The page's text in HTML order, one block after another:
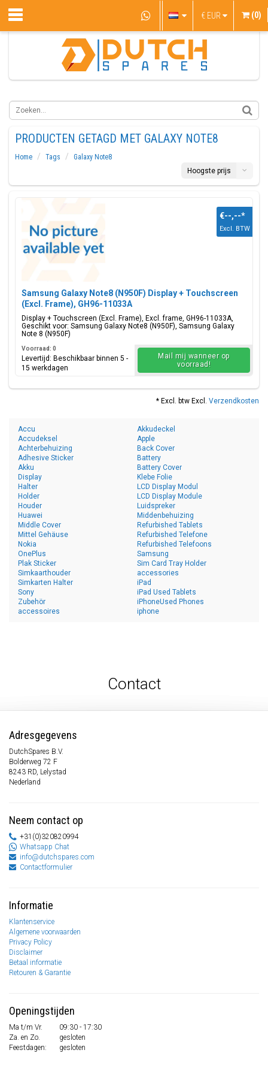
€ EUR (0)
PRODUCTEN GETAGD MET GALAXY NOTE8
Home Tags
Galaxy Note8
Hoogste prijs
Samsung Galaxy Note8 (N950F) Display + Touchscreen
(Excl. Frame), GH96-11033A
Display + Touchscreen (Excl. Frame), Excl. frame, GH96-11033A,
Geschikt voor: Samsung Galaxy Note8 (N950F), Samsung Galaxy
Note 8 (N950F)
€--,--*
Excl. BTW
Voorraad: 0
Levertijd: Beschikbaar binnen 5 -
15 werkdagen
Mail mij wanneer op
voorraad!
* Excl. btw Excl. Verzendkosten
Accu
Accudeksel
Achterbehuizing
Adhesive Sticker
Akku
Akkudeckel
Apple
Back Cover
Battery
Battery Cover
Display
Halter
Holder
Houder
Huawei
Klebe Folie
LCD Display Modul
LCD Display Module
Luidspreker
Middenbehuizing
Middle Cover
Mittel Gehäuse
Nokia
OnePlus
Plak Sticker
Refurbished Tablets
Refurbished Telefone
Refurbished Telefoons
Samsung
Sim Card Tray Holder
Simkaarthouder
Simkarten Halter
Sony
Zubehör
accessoires
accessories
iPad
iPad Used Tablets
iPhoneUsed Phones
iphone
Contact
Adresgegevens
DutchSpares B.V.
Bolderweg 72 F
8243 RD, Lelystad
Nederland
Neem contact op
+31(0)320820994
Whatsapp Chat
info@dutchspares.com
Contactformulier
Informatie
Klantenservice
Algemene voorwaarden
Privacy Policy
Disclaimer
Betaal informatie
Retouren & Garantie
Openingstijden
Ma t/m Vr.
09:30 - 17:30
Za. en Zo.
gesloten
Feestdagen:
gesloten